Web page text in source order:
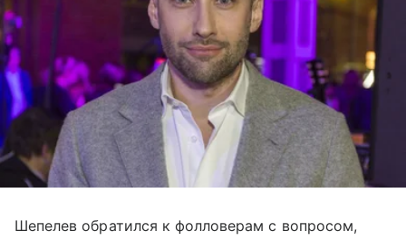
Шепелев обратился к фолловерам с вопросом,